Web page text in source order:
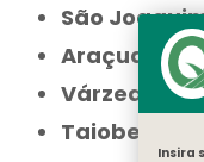
São
Araçuaí
Várzea da
Taiobeiras
Insira